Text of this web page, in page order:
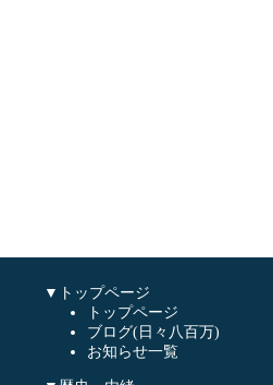
▼トップページ
トップページ
ブログ(日々八百万)
お知らせ一覧